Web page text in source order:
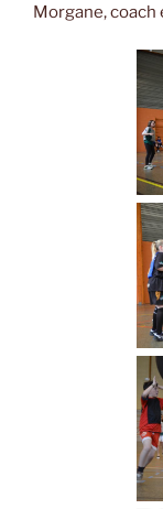
Morgane,